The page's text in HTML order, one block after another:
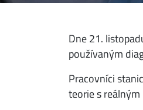
Dne 21.
používaným
Pracovníci
teorie s